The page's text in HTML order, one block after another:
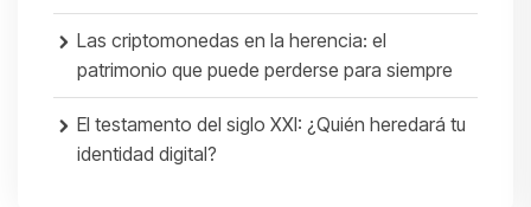
Las criptomonedas en la herencia: el
patrimonio que puede perderse para siempre
El testamento del siglo XXI: ¿Quién heredará tu
identidad digital?